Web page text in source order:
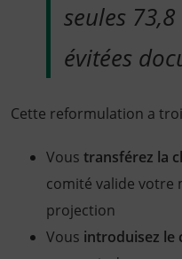
seules
évitées
Cette reformulation a
Voustransférez la
comité valide votre
projection
Vous introduisez le